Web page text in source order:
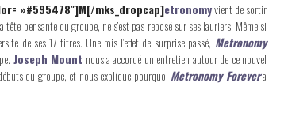
»#595478″]M[/mks_dropcap]etronomyvient de sortir
tête pensante du groupe, ne s’est pas reposé sur ses lauriers. Même si
de ses 17 titres. Une fois l’effet de surprise passé, Metronomy
Joseph Mount nous a accordé un entretien autour de ce nouvel
du groupe, et nous explique pourquoi Metronomy Forevera